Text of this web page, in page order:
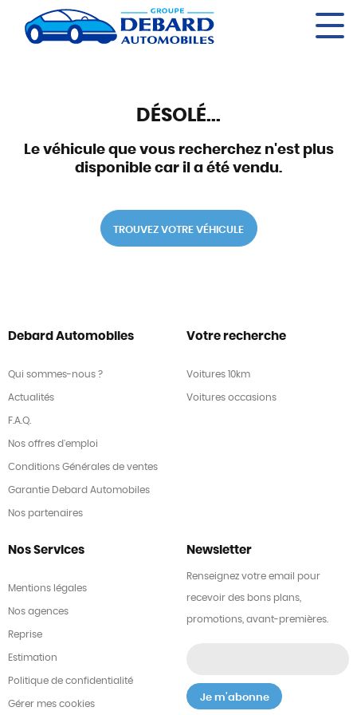
DÉSOLÉ...
Le véhicule que vous recherchez n'est plus
disponible car il a été vendu.
TROUVEZ VOTRE VÉHICULE
Debard Automobiles
Qui sommes-nous ?
Actualités
F.A.Q.
Nos offres d'emploi
Conditions Générales de ventes
Garantie Debard Automobiles
Nos partenaires
Votre recherche
Voitures 10km
Voitures occasions
Nos Services
Mentions légales
Nos agences
Reprise
Estimation
Politique de confidentialité
Gérer mes cookies
Newsletter
Renseignez votre email pour
recevoir des bons plans,
promotions, avant-premières.
Panneau de gestion des cookies